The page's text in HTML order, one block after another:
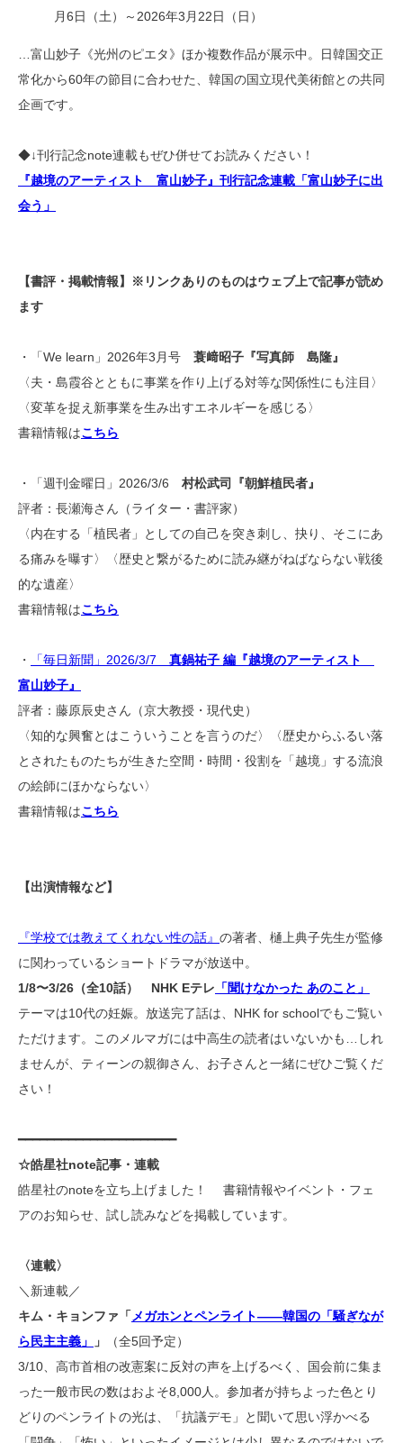
月6日（土）～2026年3月22日（日）
…富山妙子《光州のピエタ》ほか複数作品が展示中。日韓国交正
常化から60年の節目に合わせた、韓国の国立現代美術館との共同
企画です。
◆↓刊行記念note連載もぜひ併せてお読みください！
『越境のアーティスト 富山妙子』刊行記念連載「富山妙子に出
会う」
【書評・掲載情報】※リンクありのものはウェブ上で記事が読め
ます
・「We learn」2026年3月号 蓑﨑昭子『写真師 島隆』
〈夫・島霞谷とともに事業を作り上げる対等な関係性にも注目〉
〈変革を捉え新事業を生み出すエネルギーを感じる〉
書籍情報はこちら
・「週刊金曜日」2026/3/6 村松武司『朝鮮植民者』
評者：長瀬海さん（ライター・書評家）
〈内在する「植民者」としての自己を突き刺し、抉り、そこにあ
る痛みを曝す〉〈歴史と繋がるために読み継がねばならない戦後
的な遺産〉
書籍情報はこちら
・ 「毎日新聞」2026/3/7 真鍋祐子 編『越境のアーティスト
富山妙子』
評者：藤原辰史さん（京大教授・現代史）
〈知的な興奮とはこういうことを言うのだ〉〈歴史からふるい落
とされたものたちが生きた空間・時間・役割を「越境」する流浪
の絵師にほかならない〉
書籍情報はこちら
【出演情報など】
『学校では教えてくれない性の話』 の著者、樋上典子先生が監修
に関わっているショートドラマが放送中。
1/8〜3/26（全10話） NHK Eテレ 「聞けなかった あのこと」
テーマは10代の妊娠。放送完了話は、NHK for schoolでもご覧い
ただけます。このメルマガには中高生の読者はいないかも…しれ
ませんが、ティーンの親御さん、お子さんと一緒にぜひご覧くだ
さい！
━━━━━━━━━━━━━━━━━━━━━━
☆皓星社note記事・連載
皓星社のnoteを立ち上げました！ 書籍情報やイベント・フェ
アのお知らせ、試し読みなどを掲載しています。
〈連載〉
＼新連載／
キム・キョンファ「 メガホンとペンライト――韓国の「騒ぎなが
ら民主主義」
」
（全5回予定）
3/10、高市首相の改憲案に反対の声を上げるべく、国会前に集ま
った一般市民の数はおよそ8,000人。参加者が持ちよった色とり
どりのペンライトの光は、「抗議デモ」と聞いて思い浮かべる